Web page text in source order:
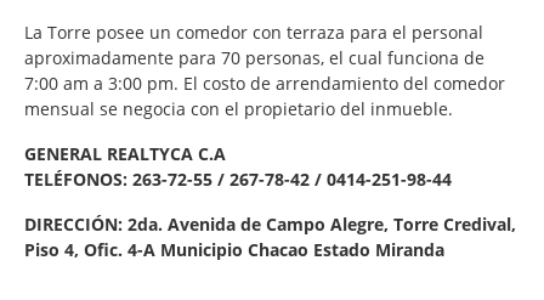
La Torre posee un comedor con terraza para el personal
aproximadamente para 70 personas, el cual funciona de
7:00 am a 3:00 pm. El costo de arrendamiento del comedor
mensual se negocia con el propietario del inmueble.
GENERAL REALTYCA C.A
TELÉFONOS: 263-72-55 / 267-78-42 / 0414-251-98-44
DIRECCIÓN: 2da. Avenida de Campo Alegre, Torre Credival,
Piso 4, Ofic. 4-A Municipio Chacao Estado Miranda